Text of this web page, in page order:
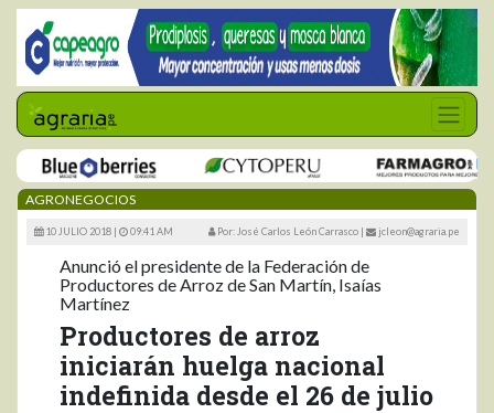
AGRONEGOCIOS
10 JULIO 2018 | 09:41 AM Por: José Carlos León Carrasco | jcleon@agraria.pe
Anunció el presidente de la Federación de
Productores de Arroz de San Martín, Isaías
Martínez
Productores de arroz
iniciarán huelga nacional
indefinida desde el 26 de julio